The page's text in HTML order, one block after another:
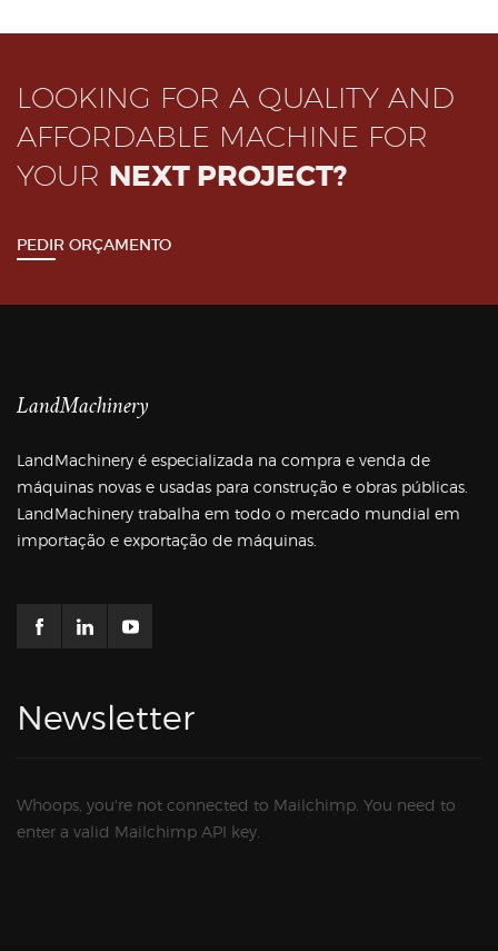
LOOKING FOR A QUALITY AND
AFFORDABLE MACHINE FOR
YOUR NEXT PROJECT?
PEDIR ORÇAMENTO
LandMachinery
LandMachinery é especializada na compra e venda de
máquinas novas e usadas para construção e obras públicas.
LandMachinery trabalha em todo o mercado mundial em
importação e exportação de máquinas.
Newsletter
Whoops, you're not connected to Mailchimp. You need to
enter a valid Mailchimp API key.